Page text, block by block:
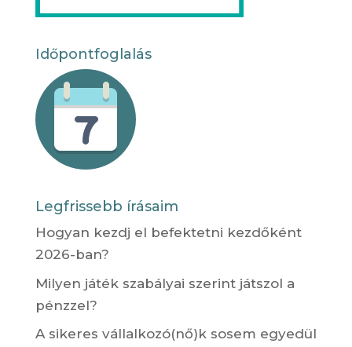
Időpontfoglalás
Legfrissebb írásaim
Hogyan kezdj el befektetni kezdőként
2026-ban?
Milyen játék szabályai szerint játszol a
pénzzel?
A sikeres vállalkozó(nő)k sosem egyedül